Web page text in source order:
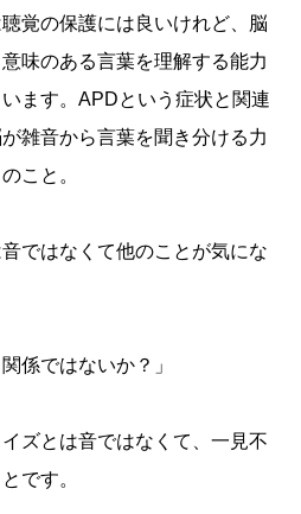
覚の保護には良いけれど、脳
味のある言葉を理解する能力
ます。APDという症状と関連
雑音から言葉を聞き分ける力
こと。
ではなくて他のことが気にな
係ではないか？」
ズとは音ではなくて、一見不
です。